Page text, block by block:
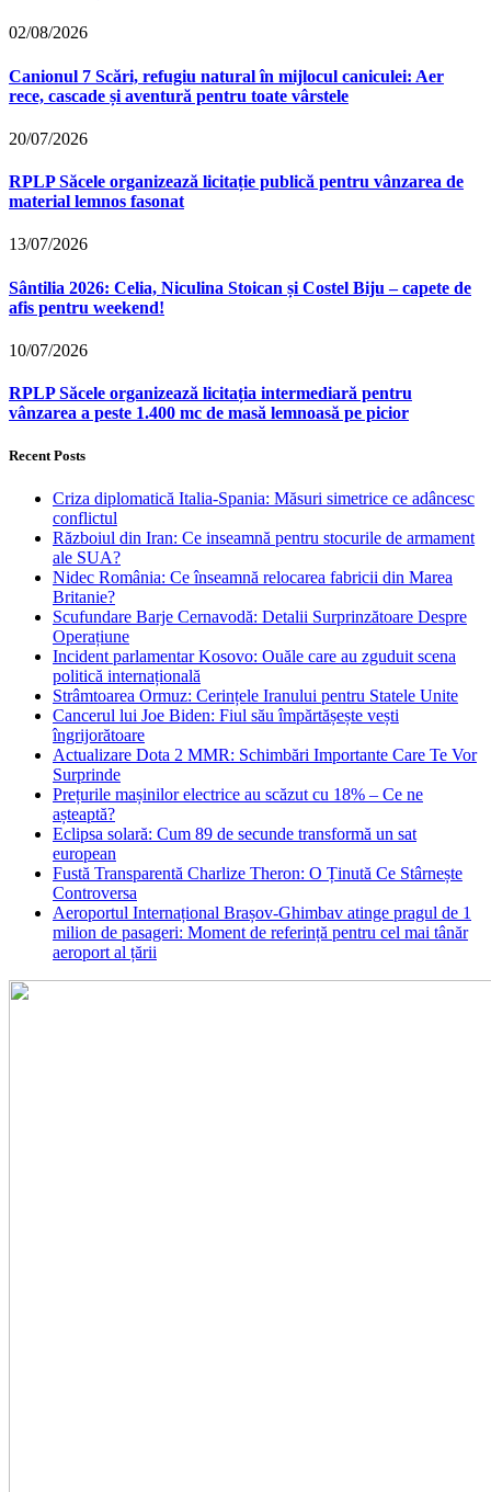
02/08/2026
Canionul 7 Scări, refugiu natural în mijlocul caniculei: Aer
rece, cascade și aventură pentru toate vârstele
20/07/2026
RPLP Săcele organizează licitație publică pentru vânzarea de
material lemnos fasonat
13/07/2026
Sântilia 2026: Celia, Niculina Stoican și Costel Biju – capete de
afis pentru weekend!
10/07/2026
RPLP Săcele organizează licitația intermediară pentru
vânzarea a peste 1.400 mc de masă lemnoasă pe picior
Recent Posts
Criza diplomatică Italia-Spania: Măsuri simetrice ce adâncesc
conflictul
Războiul din Iran: Ce inseamnă pentru stocurile de armament
ale SUA?
Nidec România: Ce înseamnă relocarea fabricii din Marea
Britanie?
Scufundare Barje Cernavodă: Detalii Surprinzătoare Despre
Operațiune
Incident parlamentar Kosovo: Ouăle care au zguduit scena
politică internațională
Strâmtoarea Ormuz: Cerințele Iranului pentru Statele Unite
Cancerul lui Joe Biden: Fiul său împărtășește vești
îngrijorătoare
Actualizare Dota 2 MMR: Schimbări Importante Care Te Vor
Surprinde
Prețurile mașinilor electrice au scăzut cu 18% – Ce ne
așteaptă?
Eclipsa solară: Cum 89 de secunde transformă un sat
european
Fustă Transparentă Charlize Theron: O Ținută Ce Stârnește
Controversa
Aeroportul Internațional Brașov‑Ghimbav atinge pragul de 1
milion de pasageri: Moment de referință pentru cel mai tânăr
aeroport al țării